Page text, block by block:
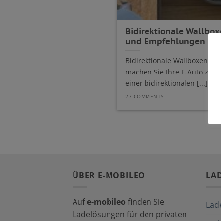
Bidirektionale
und Empfehlungen
Bidirektionale Wallboxen –
machen Sie Ihre E-Auto zu
einer bidirektionalen [...]
27 COMMENTS
ÜBER E-MOBILEO
Aufe-mobileo finden Sie
Ladelösungen für den privaten